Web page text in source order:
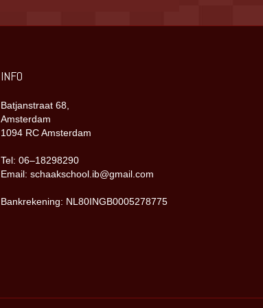
INFO
Batjanstraat 68,
Amsterdam
1094 RC Amsterdam
Tel: 06–18298290
Email: schaakschool.ib@gmail.com
Bankrekening: NL80INGB0005278775